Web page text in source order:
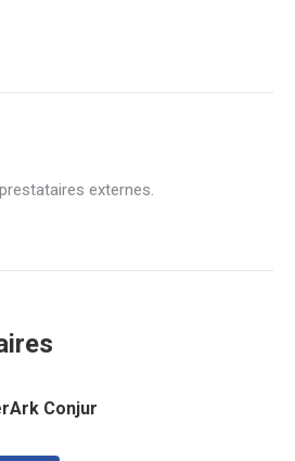
externes.
Conjur